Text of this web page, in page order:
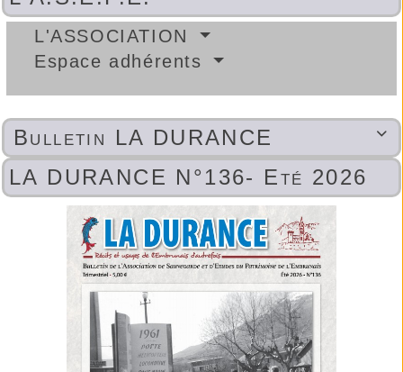
L'ASSOCIATION
Espace adhérents

Bulletin LA DURANCE
LA DURANCE N°136- Eté 2026